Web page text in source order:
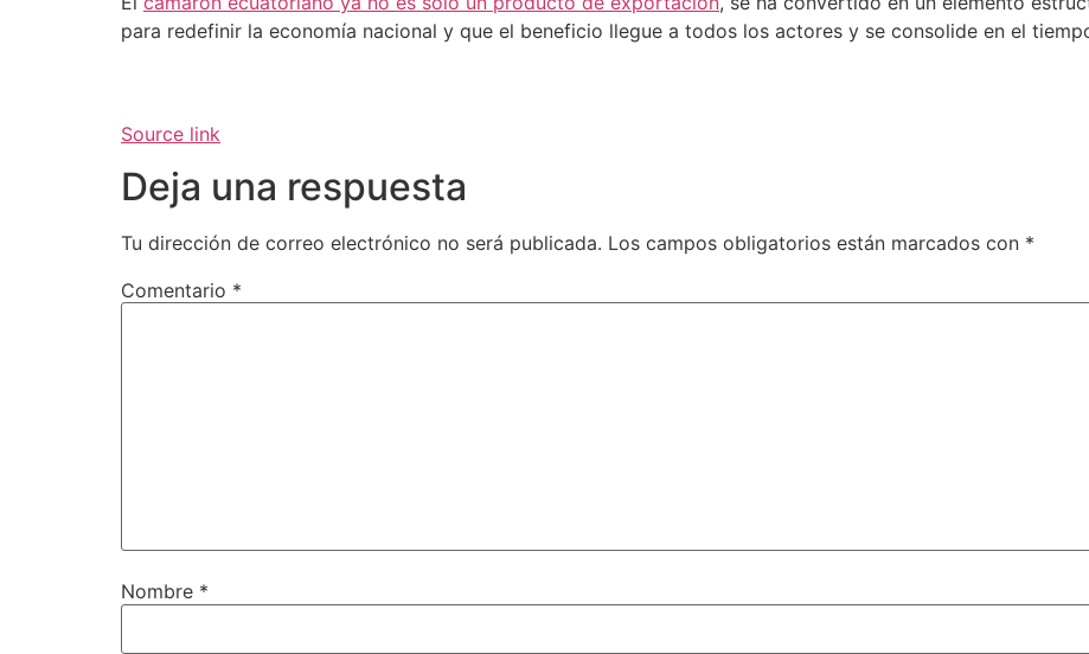
para redefinir la economía nacional y que el beneficio llegue a todos los actores y se consolide en el
Source link
Deja una respuesta
Tu dirección de correo electrónico no será publicada. Los campos obligatorios están marcados con *
Comentario *
Nombre *